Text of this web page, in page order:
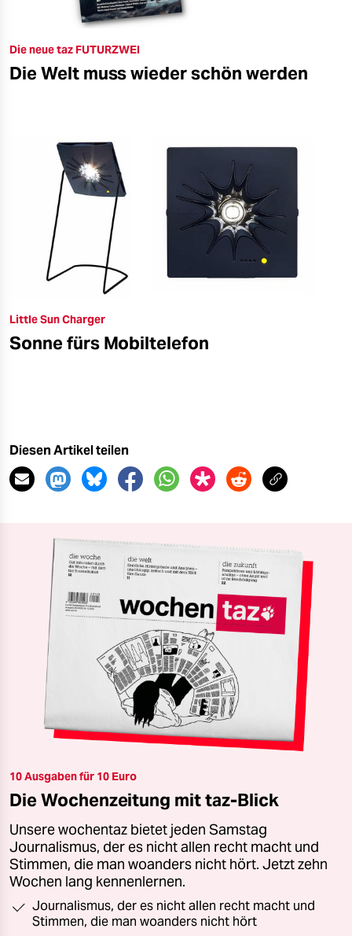
Die neue taz FUTURZWEI
Die Welt muss wieder schön werden
Little Sun Charger
Sonne fürs Mobiltelefon
Diesen Artikel teilen
10 Ausgaben für 10 Euro
Die Wochenzeitung mit taz-Blick
Unsere wochentaz bietet jeden Samstag
Journalismus, der es nicht allen recht macht und
Stimmen, die man woanders nicht hört. Jetzt zehn
Wochen lang kennenlernen.
Journalismus, der es nicht allen recht macht und
Stimmen, die man woanders nicht hört